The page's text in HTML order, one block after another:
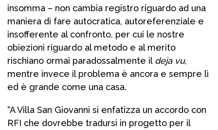
insomma – non cambia registro riguardo ad una
maniera di fare autocratica, autoreferenziale e
insofferente al confronto, per cui le nostre
obiezioni riguardo al metodo e al merito
rischiano ormai paradossalmente il deja vu,
mentre invece il problema è ancora e sempre lì
ed è grande come una casa.
“A Villa San Giovanni si enfatizza un accordo con
RFI che dovrebbe tradursi in progetto per il